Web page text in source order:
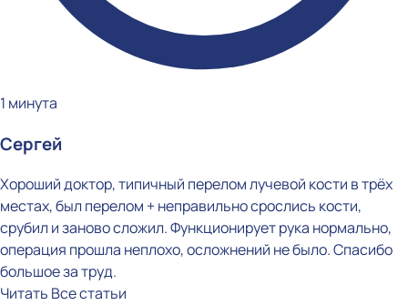
1 минута
Сергей
Хороший доктор, типичный перелом лучевой кости в трёх
местах, был перелом + неправильно срослись кости,
срубил и заново сложил. Функционирует рука нормально,
операция прошла неплохо, осложнений не было. Спасибо
большое за труд.
Читать Все статьи